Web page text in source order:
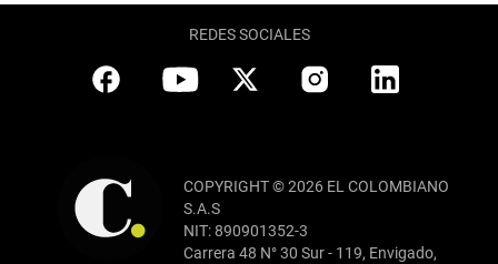
REDES SOCIALES
COPYRIGHT © 2026 EL COLOMBIANO
S.A.S
NIT: 890901352-3
Carrera 48 N° 30 Sur - 119, Envigado,